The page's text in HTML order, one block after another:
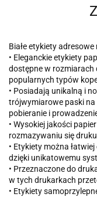
Białe etykiety
• Eleganckie etykiety
dostępne w
popularnych typów
• Posiadają unikalną i
trójwymiarowe paski
pobieranie i
• Wysokiej jakości
rozmazywaniu się
• Etykiety można
dzięki unikatowemu
• Przeznaczone do
w tych drukarkach
• Etykiety